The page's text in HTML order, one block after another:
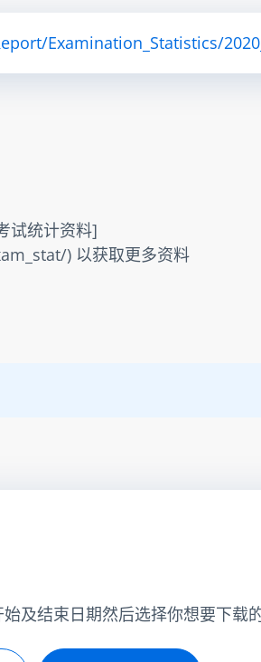
Examination_Statistics/
试统计资料]
) 以获取更多资料
及结束日期然后选择你想要下载